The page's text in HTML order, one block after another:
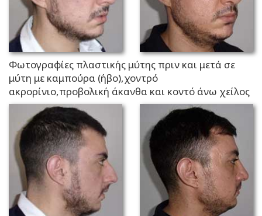
Φωτογραφίες πλαστικής μύτης πριν και μετά σε
μύτη με καμπούρα (ήβο),χοντρό
ακρορίνιο,προβολική άκανθα και κοντό άνω χείλος